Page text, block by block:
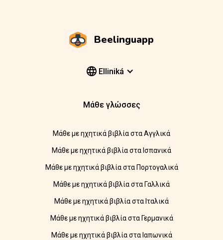
Beelinguapp
Elliniká
Μάθε γλώσσες
Μάθε με ηχητικά βιβλία στα Αγγλικά
Μάθε με ηχητικά βιβλία στα Ισπανικά
Μάθε με ηχητικά βιβλία στα Πορτογαλικά
Μάθε με ηχητικά βιβλία στα Γαλλικά
Μάθε με ηχητικά βιβλία στα Ιταλικά
Μάθε με ηχητικά βιβλία στα Γερμανικά
Μάθε με ηχητικά βιβλία στα Ιαπωνικά